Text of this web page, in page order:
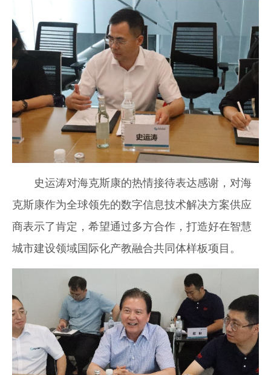
史运涛对海克斯康的热情接待表达感谢，对海
克斯康作为全球领先的数字信息技术解决方案供应
商表示了肯定，希望通过多方合作，打造好在智慧
城市建设领域国际化产教融合共同体样板项目。